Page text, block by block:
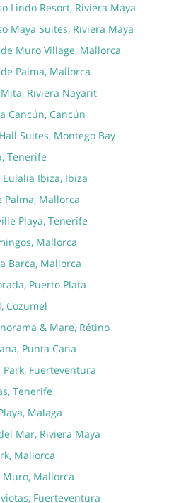
Lindo Resort, Riviera Maya
Maya Suites, Riviera Maya
Muro Village, Mallorca
Palma, Mallorca
Riviera Nayarit
Cancún, Cancún
Suites, Montego Bay
Tenerife
Ibiza, Ibiza
Palma, Mallorca
Playa, Tenerife
Mallorca
Barca, Mallorca
Puerto Plata
Cozumel
& Mare, Rétino
Punta Cana
Fuerteventura
Tenerife
Malaga
Mar, Riviera Maya
Mallorca
Muro, Mallorca
Fuerteventura